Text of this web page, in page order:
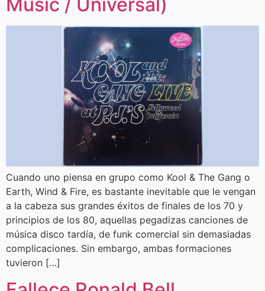
Music / Universal)
Cuando uno piensa en grupo como Kool & The Gang o
Earth, Wind & Fire, es bastante inevitable que le vengan
a la cabeza sus grandes éxitos de finales de los 70 y
principios de los 80, aquellas pegadizas canciones de
música disco tardía, de funk comercial sin demasiadas
complicaciones. Sin embargo, ambas formaciones
tuvieron […]